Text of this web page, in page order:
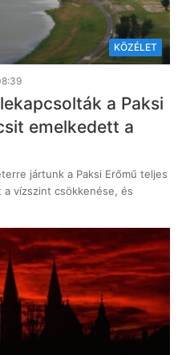
KÖZÉLET
a Paksi
emelkedett a
jártunk a Paksi Erőmű teljes
a vízszint csökkenése, és